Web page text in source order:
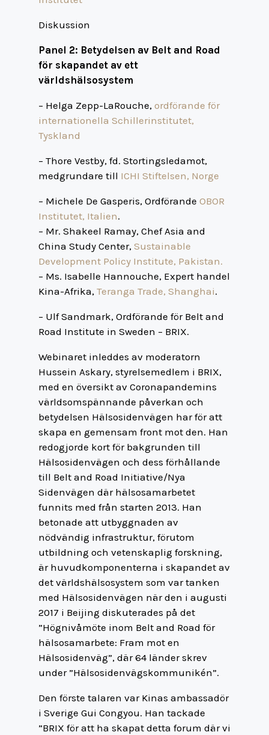
Diskussion
Panel 2: Betydelsen av Belt and Road
för skapandet av ett
världshälsosystem
– Helga Zepp-LaRouche, ordförande för
internationella Schillerinstitutet,
Tyskland
– Thore Vestby, fd. Stortingsledamot,
medgrundare till ICHI Stiftelsen, Norge
– Michele De Gasperis, Ordförande OBOR
Institutet, Italien.
– Mr. Shakeel Ramay, Chef Asia and
China Study Center, Sustainable
Development Policy Institute, Pakistan.
– Ms. Isabelle Hannouche, Expert handel
Kina-Afrika, Teranga Trade, Shanghai.
– Ulf Sandmark, Ordförande för Belt and
Road Institute in Sweden – BRIX.
Webinaret inleddes av moderatorn
Hussein Askary, styrelsemedlem i BRIX,
med en översikt av Coronapandemins
världsomspännande påverkan och
betydelsen Hälsosidenvägen har för att
skapa en gemensam front mot den. Han
redogjorde kort för bakgrunden till
Hälsosidenvägen och dess förhållande
till Belt and Road Initiative/Nya
Sidenvägen där hälsosamarbetet
funnits med från starten 2013. Han
betonade att utbyggnaden av
nödvändig infrastruktur, förutom
utbildning och vetenskaplig forskning,
är huvudkomponenterna i skapandet av
det världshälsosystem som var tanken
med Hälsosidenvägen när den i augusti
2017 i Beijing diskuterades på det
”Högnivåmöte inom Belt and Road för
hälsosamarbete: Fram mot en
Hälsosidenväg”, där 64 länder skrev
under ”Hälsosidenvägskommunikén”.
Den förste talaren var Kinas ambassadör
i Sverige Gui Congyou. Han tackade
”BRIX för att ha skapat detta forum där vi